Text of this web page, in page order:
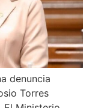
denuncia
Torres